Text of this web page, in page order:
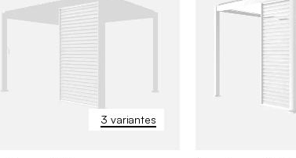
3 variantes